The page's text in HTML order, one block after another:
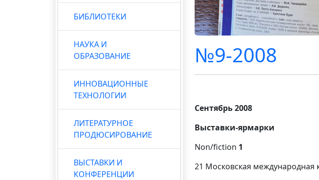
БИБЛИОТЕКИ
НАУКА И
ОБРАЗОВАНИЕ
ИННОВАЦИОННЫЕ
ТЕХНОЛОГИИ
ЛИТЕРАТУРНОЕ
ПРОДЮСИРОВАНИЕ
ВЫСТАВКИ И
КОНФЕРЕНЦИИ
№9-2008
Сентябрь 2008
Выставки-ярмарки
Non/fiction 1
21 Московская международная